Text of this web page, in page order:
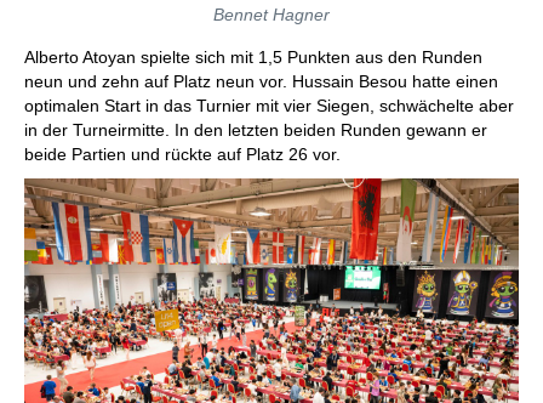
Bennet Hagner
Alberto Atoyan spielte sich mit 1,5 Punkten aus den Runden
neun und zehn auf Platz neun vor. Hussain Besou hatte einen
optimalen Start in das Turnier mit vier Siegen, schwächelte aber
in der Turneirmitte. In den letzten beiden Runden gewann er
beide Partien und rückte auf Platz 26 vor.